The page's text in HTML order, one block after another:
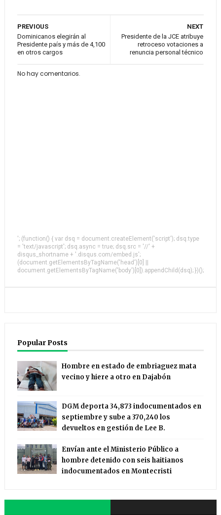
NEXT
Presidente de la JCE atribuye
retroceso votaciones a
renuncia personal técnico
PREVIOUS
Dominicanos elegirán al
Presidente país y más de 4,100
en otros cargos
No hay comentarios.
'; (function() { var dsq = document.createElement('script'); dsq.type
= 'text/javascript'; dsq.async = true; dsq.src = '//' +
disqus_shortname + '.disqus.com/embed.js';
(document.getElementsByTagName('head')[0] ||
document.getElementsByTagName('body')[0]).appendChild(dsq); })();
Popular Posts
Hombre en estado de embriaguez mata
vecino y hiere a otro en Dajabón
DGM deporta 34,873 indocumentados en
septiembre y sube a 370,240 los
devueltos en gestión de Lee B.
Envían ante el Ministerio Público a
hombre detenido con seis haitianos
indocumentados en Montecristi